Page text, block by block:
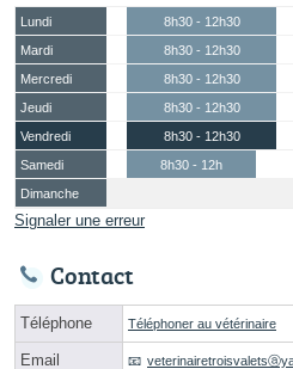
Lundi 8h30 - 12h30
Mardi
8h30 - 12h30
Mercredi
8h30 - 12h30
Jeudi
8h30 - 12h30
Vendredi
8h30 - 12h30
Samedi
8h30 - 12h
Dimanche
Signaler une erreur
Contact
Téléphone Téléphoner au vétérinaire
Email